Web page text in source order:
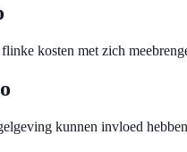
kosten met zich
kunnen invloed